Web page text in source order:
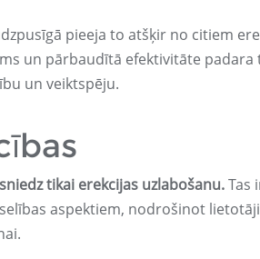
pieeja to atšķir no citiem
un pārbaudītā efektivitāte padara
un veiktspēju.
tikai erekcijas uzlabošanu.Tas
aspektiem, nodrošinot